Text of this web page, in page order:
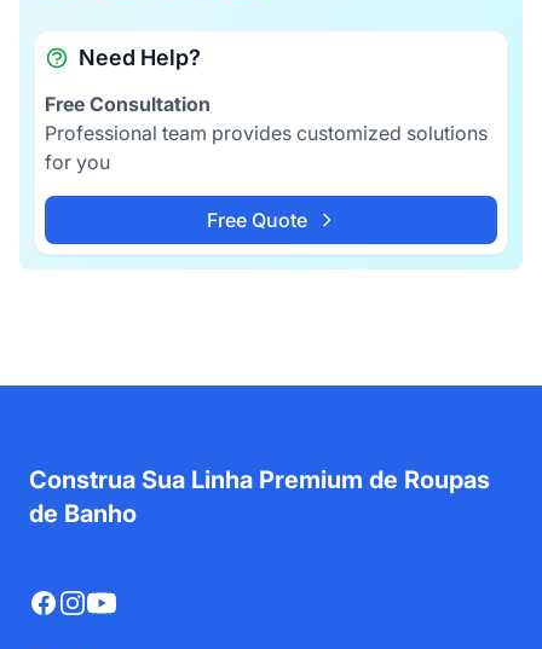
Need Help?
Free Consultation
Professional team provides customized solutions
for you
Free Quote
Construa Sua Linha Premium de Roupas
de Banho
Facebook
Instagram
YouTube